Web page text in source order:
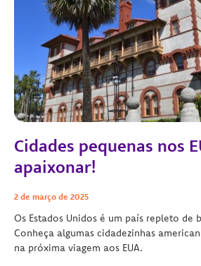
Cidades pequenas nos
apaixonar!
2 de março de 2025
Os Estados Unidos é um país repleto de
Conheça algumas cidadezinhas
na próxima viagem aos EUA.